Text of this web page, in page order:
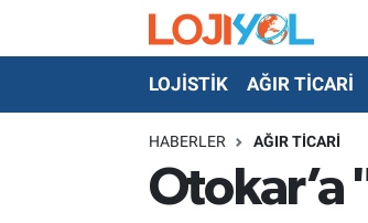
LOJİSTİK AĞIR TİCARİ
HABERLER AĞIR TİCARİ
Otokar’a
OTO-TEST